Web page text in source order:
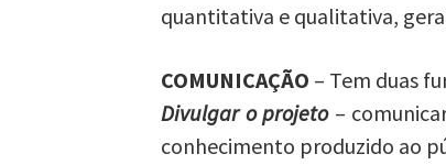
quantitativa e qualitativa,
COMUNICAÇÃO – Tem duas
Divulgar o projeto –
conhecimento produzido ao